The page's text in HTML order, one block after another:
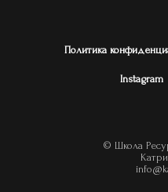
Политика
Instagram
© Школа